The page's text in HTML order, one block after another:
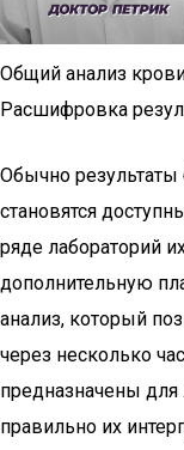
Общий анализ
Расшифровка
Обычно результаты
становятся
ряде лабораторий
дополнительную
анализ, который
через несколько
предназначены
правильно их